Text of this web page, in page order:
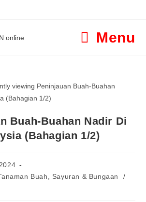
Menu
Buah-Buahan Nadir Di
(Bahagian 1/2)
Buah, Sayuran & Bungaan
/